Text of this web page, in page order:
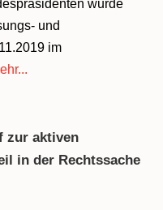
wurde
und
im
zur aktiven
in der Rechtssache